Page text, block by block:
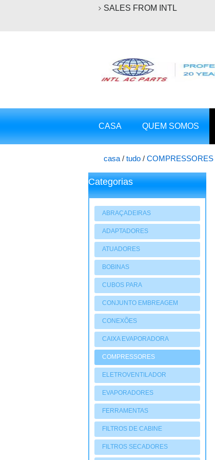
SALES FROM INTL
CASA QUEM SOMOS
casa / tudo / COMPRESSORES
Categorias
ABRAÇADEIRAS
ADAPTADORES
ATUADORES
PNEUMATIOCOS
BOBINAS
CUBOS PARA
COMPRESSORES
CONJUNTO EMBREAGEM
CONEXÕES
CAIXA EVAPORADORA
COMPRESSORES
ELETROVENTILADOR
EVAPORADORES
FERRAMENTAS
FILTROS DE CABINE
FILTROS SECADORES